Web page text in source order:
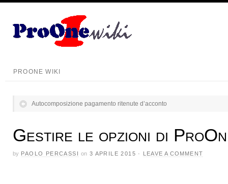
PROONE WIKI
Autocomposizione pagamento ritenute d’acconto
Gestire le opzioni di
by PAOLO PERCASSI on 3 APRILE 2015 · LEAVE A COMMENT